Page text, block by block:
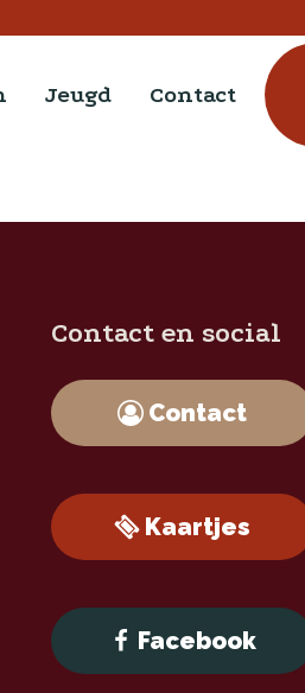
Jeugd Contact
Contact en social
Contact
Kaartjes
Facebook